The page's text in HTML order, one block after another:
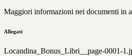
Maggiori informazioni nei documenti in
Allegati
Locandina_Bonus_Libri__page-0001-